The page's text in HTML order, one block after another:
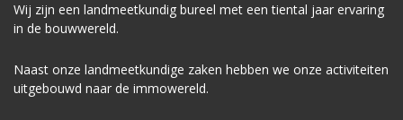
Wij zijn een landmeetkundig bureel met een tiental jaar ervaring
in de bouwwereld.
Naast onze landmeetkundige zaken hebben we onze activiteiten
uitgebouwd naar de immowereld.